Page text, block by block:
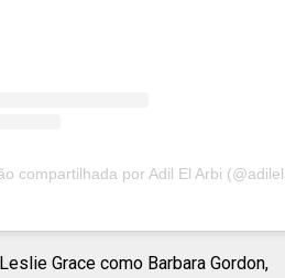
compartilhada por Adil El Arbi
Grace como Barbara Gordon,